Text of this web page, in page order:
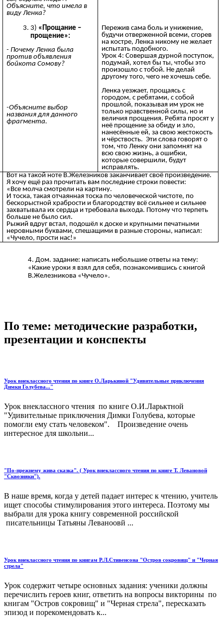
Объясните, что имела в
виду Ленка?
«Прощание –
прощение»:
- Почему Ленка была
против объявления
бойкота Сомову?
-Объясните выбор
названия для данного
фрагмента.
Пережив сама боль и унижение,
будучи отверженной всеми, сгорев
на костре, Ленка никому не желает
испытать подобного.
Урок 4: Совершая дурной поступок,
подумай, хотел бы ты, чтобы это
произошло с тобой. Не делай
другому того, чего не хочешь себе.
Ленка уезжает, прощаясь с
городом, с ребятами, с собой
прошлой, показывая им урок не
только нравственной силы, но и
величия прощения. Ребята просят у
неё прощение за обиду и зло,
нанесённые ей, за свою жестокость
и чёрствость. Эти слова говорят о
том, что Ленку они запомнят на
всю свою жизнь, а ошибки,
которые совершили, будут
исправлять.
Вот на такой ноте В.Железников заканчивает своё произведение.
Я хочу ещё раз прочитать вам последние строки повести:
«Все молча смотрели на картину.
И тоска, такая отчаянная тоска по человеческой чистоте, по
бескорыстной храбрости и благородству всё сильнее и сильнее
захватывала их сердца и требовала выхода. Потому что терпеть
больше не было сил.
Рыжий вдруг встал, подошёл к доске и крупными печатными
неровными буквами, спешащими в разные стороны, написал:
«Чучело, прости нас!»
Дом. задание: написать небольшие ответы на тему:
«Какие уроки я взял для себя, познакомившись с книгой
В.Железникова «Чучело».
По теме: методические разработки,
презентации и конспекты
Урок внеклассного чтения по книге О.Ларькиной "Удивительные приключения
Димки Голубева..."
Урок внеклассного чтения по книге О.И.Ларьктной
"Удивительные приключения Димки Голубева, которые
помогли ему стать человеком". Произведение очень
интересное для школьни...
"По-прежнему жива сказка". ( Урок внеклассного чтения по книге Т. Левановой
"Сквозняки").
В наше время, когда у детей падает интерес к чтению, учитель
ищет способы стимулирования этого интереса. Поэтому мы
выбрали для урока книгу современной российской
писательницы Татьяны Леваноовй ...
Урок внеклассного чтения по книгам Р.Л.Стивенсона "Остров сокровищ" и "Черная
стрела"
Урок содержит четыре основных задания: ученики должны
перечислить героев книг, ответить на вопросы викторины по
книгам "Остров сокровищ" и "Черная стрела", пересказать
эпизод и порекомендовать к...